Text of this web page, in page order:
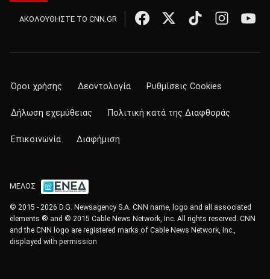
ΑΚΟΛΟΥΘΗΣΤΕ ΤΟ CNN.GR
Όροι χρήσης Δεοντολογία Ρυθμίσεις Cookies
Δήλωση εχεμύθειας Πολιτική κατά της Διαφθοράς
Επικοινωνία Διαφήμιση
ΜΕΛΟΣ
© 2015 - 2026 D.G. Newsagency S.A. CNN name, logo and all associated
elements ® and © 2015 Cable News Network, Inc. All rights reserved. CNN
and the CNN logo are registered marks of Cable News Network, Inc.,
displayed with permission